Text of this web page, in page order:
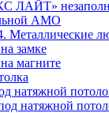
АМО
Металлические
замке
магните
натяжной
натяжной